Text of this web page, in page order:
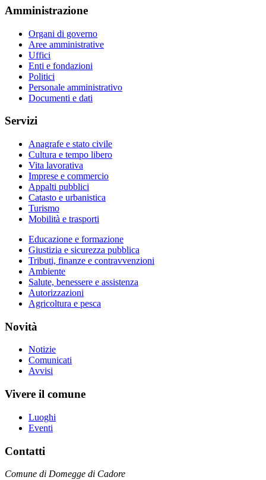
Amministrazione
Organi di governo
Aree amministrative
Uffici
Enti e fondazioni
Politici
Personale amministrativo
Documenti e dati
Servizi
Anagrafe e stato civile
Cultura e tempo libero
Vita lavorativa
Imprese e commercio
Appalti pubblici
Catasto e urbanistica
Turismo
Mobilità e trasporti
Educazione e formazione
Giustizia e sicurezza pubblica
Tributi, finanze e contravvenzioni
Ambiente
Salute, benessere e assistenza
Autorizzazioni
Agricoltura e pesca
Novità
Notizie
Comunicati
Avvisi
Vivere il comune
Luoghi
Eventi
Contatti
Comune di Domegge di Cadore